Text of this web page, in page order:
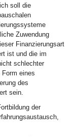
soll die
Zuwendung
Finanzierungsart
ist und die im
schlechter
eines
des
sein.
der